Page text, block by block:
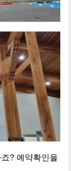
? 예약확인을